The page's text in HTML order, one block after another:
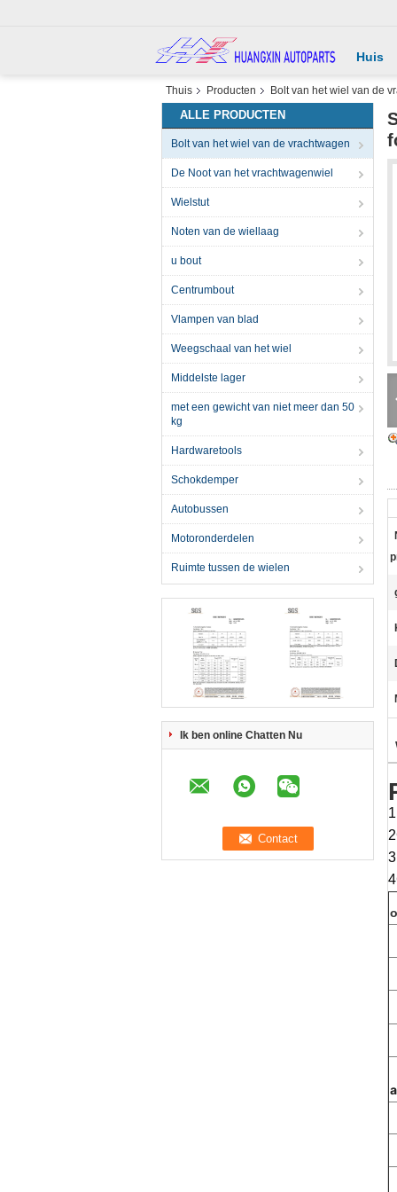
Huis
Thuis Producten Bolt van het wiel van de
ALLE PRODUCTEN
Bolt van het wiel van de vrachtwagen
De Noot van het vrachtwagenwiel
Wielstut
Noten van de wiellaag
u bout
Centrumbout
Vlampen van blad
Weegschaal van het wiel
Middelste lager
met een gewicht van niet meer dan 50
kg
Hardwaretools
Schokdemper
Autobussen
Motoronderdelen
Ruimte tussen de wielen
Ik ben online Chatten Nu